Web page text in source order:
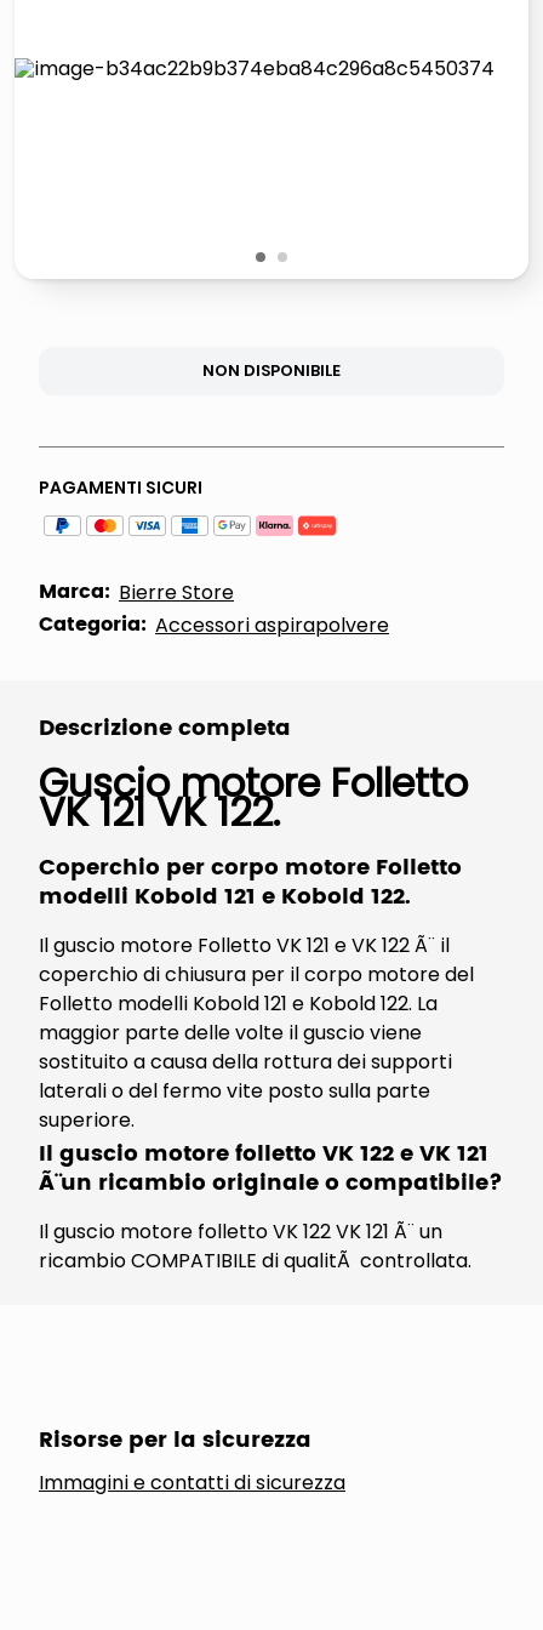
1 2
NON DISPONIBILE
PAGAMENTI SICURI
Marca: Bierre Store
Categoria: Accessori aspirapolvere
Descrizione completa
Guscio motore Folletto
VK 121 VK 122.
Coperchio per corpo motore Folletto
modelli Kobold 121 e Kobold 122.
Il guscio motore Folletto VK 121 e VK 122 Ã¨ il
coperchio di chiusura per il corpo motore del
Folletto modelli Kobold 121 e Kobold 122. La
maggior parte delle volte il guscio viene
sostituito a causa della rottura dei supporti
laterali o del fermo vite posto sulla parte
superiore.
Il guscio motore folletto VK 122 e VK 121
Ã¨ un ricambio originale o compatibile?
Il guscio motore folletto VK 122 VK 121 Ã¨ un
ricambio COMPATIBILE di qualitÃ controllata.
Risorse per la sicurezza
Immagini e contatti di sicurezza